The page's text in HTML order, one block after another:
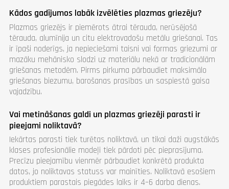
Kādos gadījumos labāk izvēlēties plazmas griezēju?
Plazmas griezējs ir piemērots ātrai tērauda, nerūsējošā
tērauda, alumīnija un citu elektrovadošu metālu griešanai. Tas
ir īpaši noderīgs, ja nepieciešami taisni vai formas griezumi ar
mazāku mehānisko slodzi uz materiālu nekā ar tradicionālām
griešanas metodēm. Pirms pirkuma pārbaudiet maksimālo
griešanas biezumu, barošanas prasības un saspiestā gaisa
vajadzību.
Vai metināšanas galdi un plazmas griezēji parasti ir
pieejami noliktavā?
Iekārtas parasti tiek turētas noliktavā, un tikai daži augstākās
klases profesionālie modeļi tiek pārdoti pēc pieprasījuma.
Precīzu pieejamību vienmēr pārbaudiet konkrētā produkta
datos, jo noliktavas statuss var mainīties. Noliktavā esošiem
produktiem parastais piegādes laiks ir 4–6 darba dienas.